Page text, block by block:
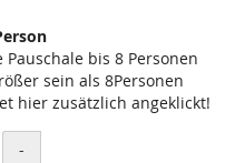
bis 8 Personen
sein als 8Personen
hier zusätzlich angeklickt!
Menge
-